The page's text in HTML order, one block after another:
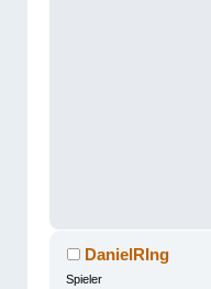
DanielRIng
Spieler